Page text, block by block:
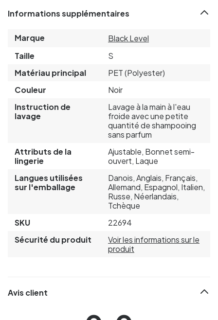
Informations supplémentaires
Marque
Black Level
Taille
S
Matériau principal
PET (Polyester)
Couleur
Noir
Instruction de
lavage
Lavage à la main à l'eau
froide avec une petite
quantité de shampooing
sans parfum
Attributs de la
lingerie
Ajustable, Bonnet semi-
ouvert, Laque
Langues utilisées
sur l'emballage
Danois, Anglais, Français,
Allemand, Espagnol, Italien,
Russe, Néerlandais,
Tchèque
SKU
22694
Sécurité du produit
Voir les informations sur le
produit
Avis client